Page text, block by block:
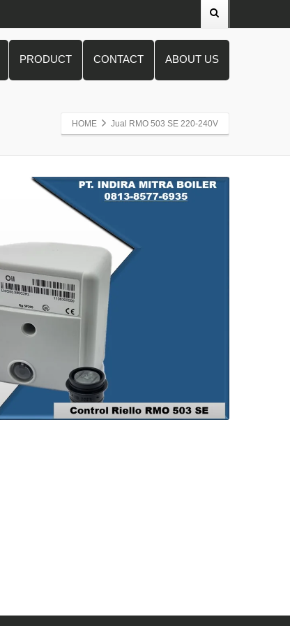
PRODUCT CONTACT ABOUT US
HOME Jual RMO 503 SE 220-240V